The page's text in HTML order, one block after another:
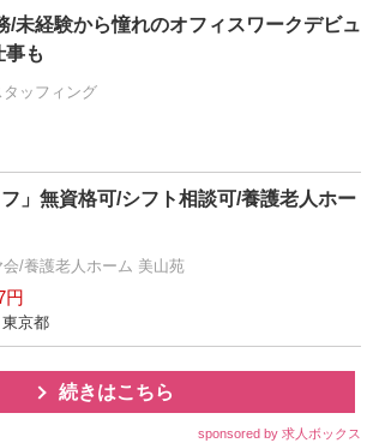
/未経験から憧れのオフィスワークデビュ
事も
ッフィング
フ」無資格可/シフト相談可/養護老人ホー
/養護老人ホーム 美山苑
円
京都
続きはこちら
sponsored by 求人ボックス